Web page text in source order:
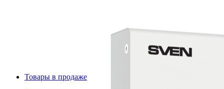
Товары в продаже